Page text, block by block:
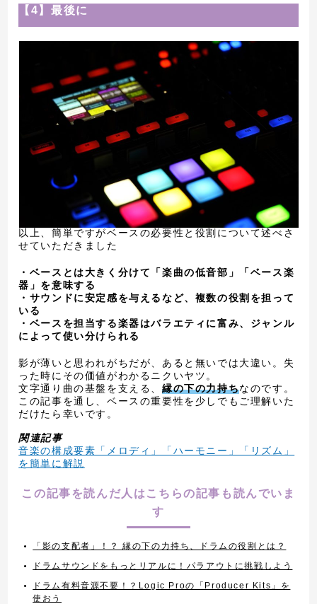
【4】最後に
以上、簡単ですがベースの必要性と役割について述べさ
せていただきました
・ベースとは大きく分けて「楽曲の低音部」「ベース楽
器」を意味する
・サウンドに安定感を与えるなど、複数の役割を担って
いる
・ベースを担当する楽器はバラエティに富み、ジャンル
によって使い分けられる
影が薄いと思われがちだが、あると無いでは大違い。失
った時にその価値がわかるニクいヤツ。
文字通り曲の基盤を支える、縁の下の力持ちなのです。
この記事を通し、ベースの重要性を少しでもご理解いた
だけたら幸いです。
関連記事
音楽の構成要素「メロディ」「ハーモニー」「リズム」
を簡単に解説
この記事を読んだ人はこちらの記事も読んでいま
す
「影の支配者」！？ 縁の下の力持ち、ドラムの役割とは？
ドラムサウンドをもっとリアルに！パラアウトに挑戦しよう
ドラム有料音源不要！？Logic Proの「Producer Kits」を
使おう